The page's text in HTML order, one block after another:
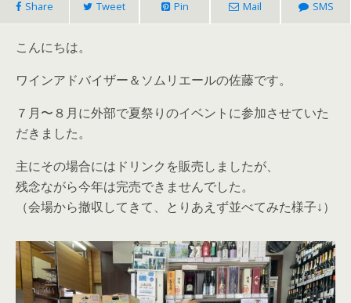
Share Tweet Pin Mail SMS
こんにちは。
ワインアドバイザー＆ソムリエールの佐藤です。
７月〜８月に外部で夏祭りのイベントに参加させていた
だきました。
主にその場合にはドリンクを販売しましたが、
残念ながら今年は完売できませんでした。
（会場から撤収してきて、とりあえず並べてみた様子↓）